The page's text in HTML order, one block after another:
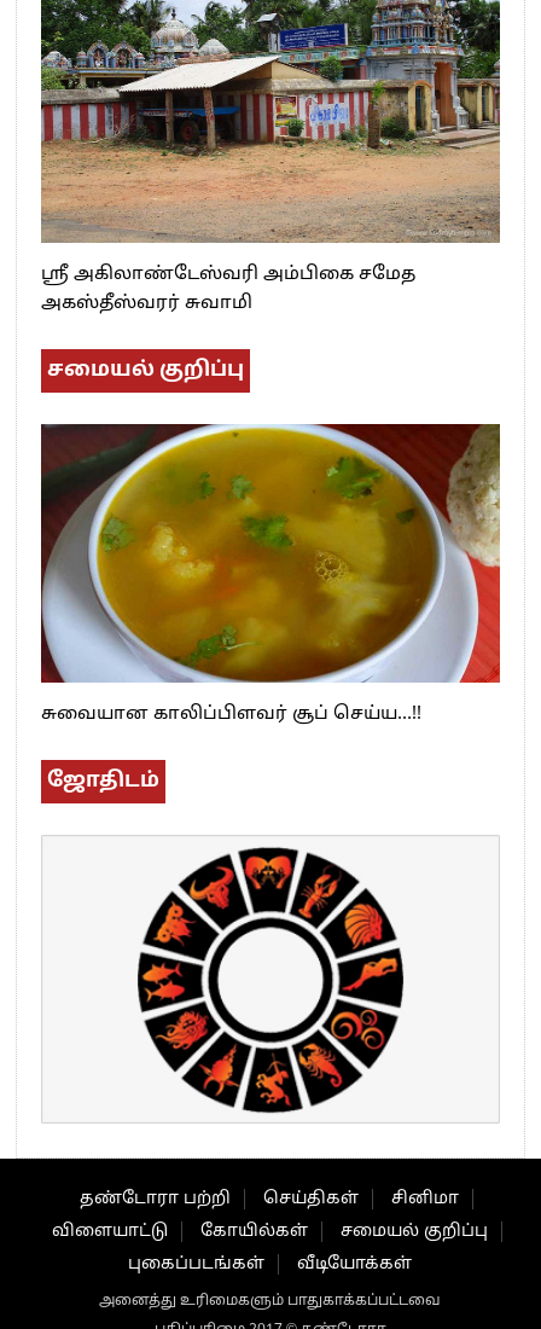
ஸ்ரீ அகிலாண்டேஸ்வரி அம்பிகை சமேத
அகஸ்தீஸ்வரர் சுவாமி
சமையல் குறிப்பு
சுவையான காலிப்பிளவர் சூப் செய்ய…!!
ஜோதிடம்
தண்டோரா பற்றி செய்திகள்
சினிமா
விளையாட்டு
கோயில்கள்
சமையல் குறிப்பு
புகைப்படங்கள்
வீடியோக்கள்
அனைத்து உரிமைகளும் பாதுகாக்கப்பட்டவை